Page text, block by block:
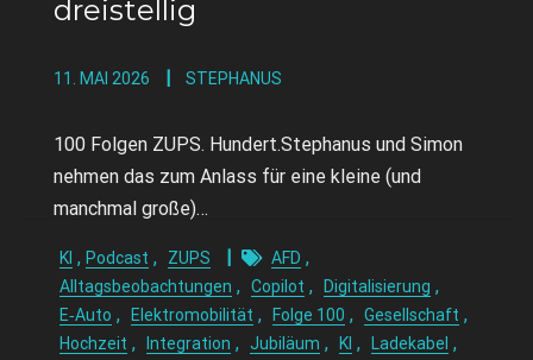
dreistellig
11. MAI 2026 STEPHANUS
100 Folgen ZUPS. Hundert.Stephanus und Simon
nehmen das zum Anlass für eine kleine (und
manchmal große)…
KI , Podcast , ZUPS AFD ,
Alltagsbeobachtungen , Copilot , Digitalisierung ,
E‑Auto , Elektromobilität , Folge 100 , Gesellschaft ,
Hochzeit , Integration , Jubiläum , KI , Ladekabel ,